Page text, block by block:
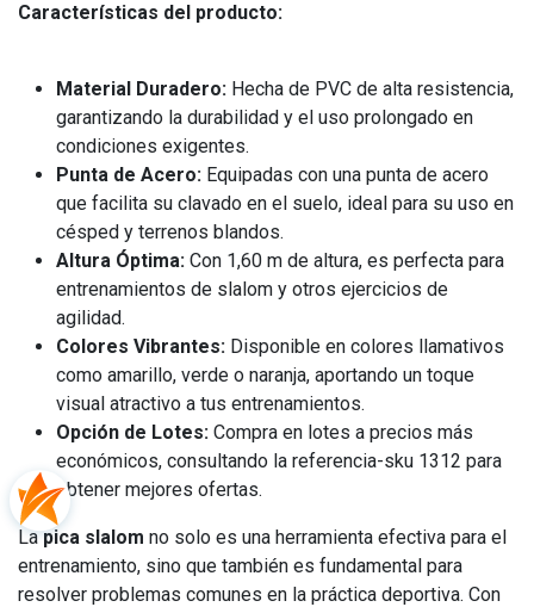
Características del producto:
Material Duradero: Hecha de PVC de alta resistencia,
garantizando la durabilidad y el uso prolongado en
condiciones exigentes.
Punta de Acero: Equipadas con una punta de acero
que facilita su clavado en el suelo, ideal para su uso en
césped y terrenos blandos.
Altura Óptima: Con 1,60 m de altura, es perfecta para
entrenamientos de slalom y otros ejercicios de
agilidad.
Colores Vibrantes: Disponible en colores llamativos
como amarillo, verde o naranja, aportando un toque
visual atractivo a tus entrenamientos.
Opción de Lotes: Compra en lotes a precios más
económicos, consultando la referencia-sku 1312 para
obtener mejores ofertas.
Lapica slalom no solo es una herramienta efectiva para el
entrenamiento, sino que también es fundamental para
resolver problemas comunes en la práctica deportiva. Con